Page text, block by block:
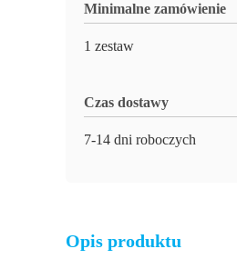
Minimalne zamówienie
1 zestaw
Czas dostawy
7-14 dni roboczych
Opis produktu